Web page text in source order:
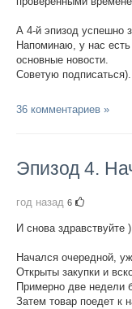
А 4-й эпизод успешно
Напоминаю, у нас
основные новости.
Советую подписаться).
36 комментариев »
Эпизод 4.
год назад 6
И снова здравствуйте
Начался очередной,
Открыты закупки и
Примерно две недели
Затем товар поедет к